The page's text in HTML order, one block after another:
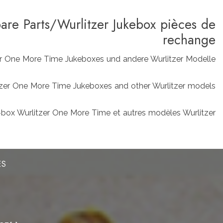
Parts/Wurlitzer Jukebox pièces de
rechange
More Time Jukeboxes und andere Wurlitzer Modelle
One More Time Jukeboxes and other Wurlitzer models
Wurlitzer One More Time et autres modèles Wurlitzer